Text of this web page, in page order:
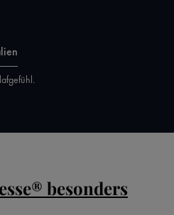
besonders